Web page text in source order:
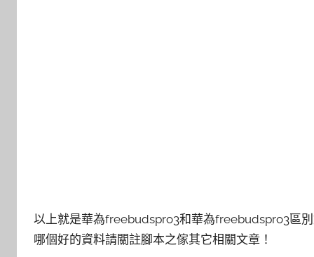
以上就是華為freebudspro3和華為freebudspro3區
哪個好的資料請關註腳本之傢其它相關文章！